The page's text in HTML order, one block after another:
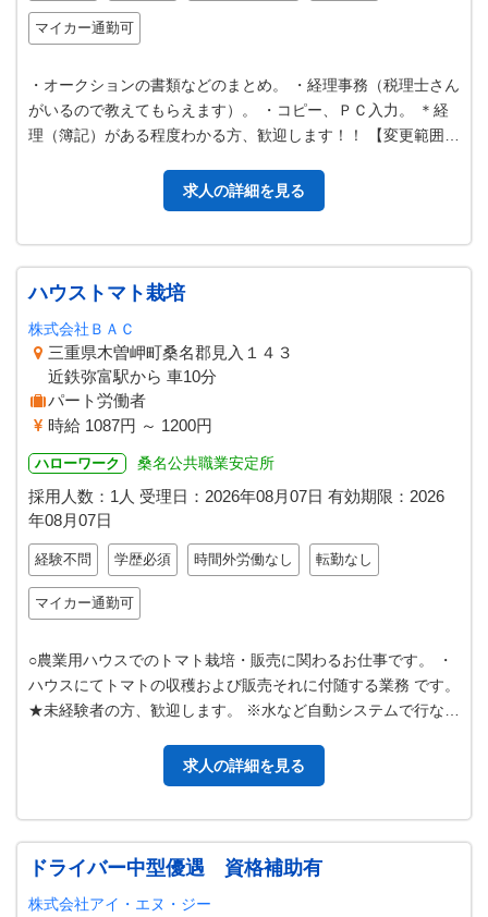
マイカー通勤可
・オークションの書類などのまとめ。 ・経理事務（税理士さん
がいるので教えてもらえます）。 ・コピー、ＰＣ入力。 ＊経
理（簿記）がある程度わかる方、歓迎します！！ 【変更範囲：
求人の詳細を見る
ハウストマト栽培
株式会社ＢＡＣ
三重県木曽岬町桑名郡見入１４３
近鉄弥富駅から 車10分
パート労働者
時給 1087円 ～ 1200円
ハローワーク 桑名公共職業安定所
採用人数：1人 受理日： 2026年08月07日 有効期限： 2026
年08月07日
経験不問 学歴必須 時間外労働なし 転勤なし
マイカー通勤可
○農業用ハウスでのトマト栽培・販売に関わるお仕事です。 ・
ハウスにてトマトの収穫および販売それに付随する業務 です。
★未経験者の方、歓迎します。 ※水など自動システムで行な
求人の詳細を見る
ドライバー中型優遇 資格補助有
株式会社アイ・エヌ・ジー